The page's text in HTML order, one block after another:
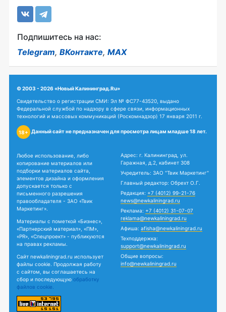
Подпишитесь на нас:
Telegram, ВКонтакте, MAX
© 2003 - 2026 «Новый Калининград.Ru»
Свидетельство о регистрации СМИ: Эл № ФС77-43520, выдано
Федеральной службой по надзору в сфере связи, информационных
технологий и массовых коммуникаций (Роскомнадзор) 17 января 2011 г.
18+ Данный сайт не предназначен для просмотра лицам младше 18 лет.
Любое использование, либо
копирование материалов или
подборки материалов сайта,
элементов дизайна и оформления
допускается только с
письменного разрешения
правообладателя - ЗАО «Твик
Маркетинг».
Материалы с пометкой «Бизнес»,
«Партнерский материал», «ПМ»,
«PR», «Спецпроект» - публикуются
на правах рекламы.
Сайт newkaliningrad.ru использует
файлы cookie. Продолжая работу
с сайтом, вы соглашаетесь на
сбор и последующую обработку
файлов cookie.
Адрес: г. Калининград, ул.
Гаражная, д.2, кабинет 308
Учредитель: ЗАО "Твик Маркетинг"
Главный редактор: Обрехт О.Г.
Редакция: +7 (4012) 99-21-76
news@newkaliningrad.ru
Реклама: +7 (4012) 31-07-07
reklama@newkaliningrad.ru
Афиша: afisha@newkaliningrad.ru
Техподдержка:
support@newkaliningrad.ru
Общие вопросы:
info@newkaliningrad.ru